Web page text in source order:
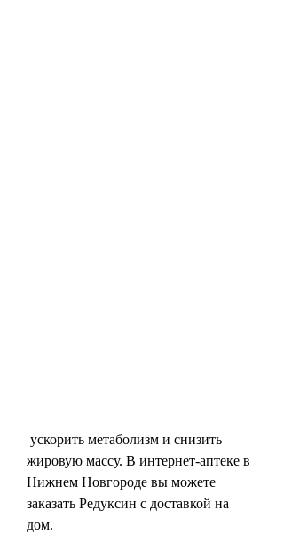
жировую массу. В интернет-аптеке в
Нижнем Новгороде вы можете
заказать Редуксин с доставкой на
дом.